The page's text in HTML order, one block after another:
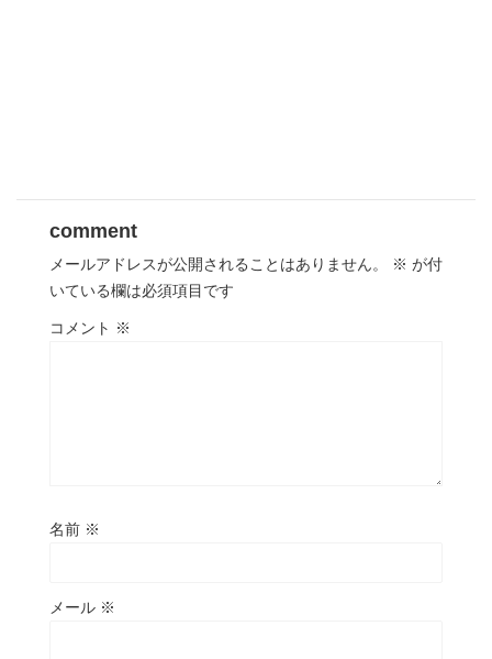
comment
メールアドレスが公開されることはありません。 ※ が付
いている欄は必須項目です
コメント ※
名前 ※
メール ※